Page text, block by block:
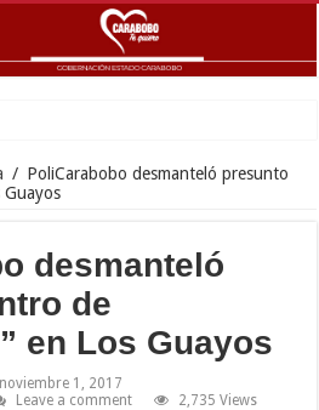
/ PoliCarabobo desmanteló presunto
Guayos
desmanteló
de
en Los Guayos
noviembre 1, 2017
Leave a comment 2,735 Views